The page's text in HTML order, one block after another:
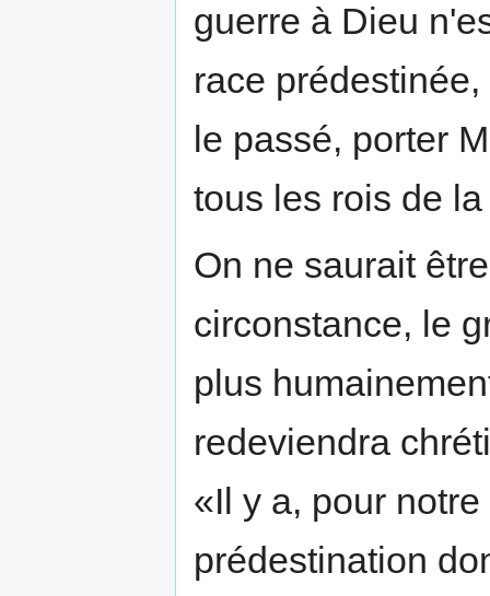
guerre à Dieu
race
le passé, porter
tous les rois de
On ne saurait
circonstance, le
plus
redeviendra
«Il y a, pour
prédestination